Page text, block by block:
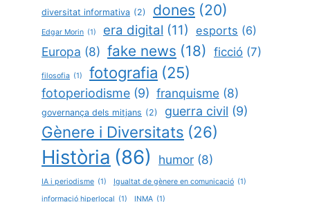
diversitat informativa (2) dones (20)
Edgar Morin (1) era digital (11) esports (6)
Europa (8) fake news (18) ficció (7)
filosofia (1) fotografia (25)
fotoperiodisme (9) franquisme (8)
governança dels mitjans (2) guerra civil (9)
Gènere i Diversitats (26)
Història (86) humor (8)
IA i periodisme (1) Igualtat de gènere en comunicació (1)
informació hiperlocal (1) INMA (1)